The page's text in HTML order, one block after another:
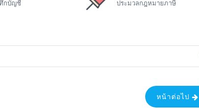
กบัญชี ประมวลกฎหมายภาษี
หน้าต่อไป